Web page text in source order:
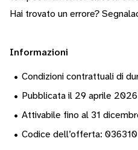
Hai trovato un errore?
Informazioni
• Condizioni contrattuali di
• Pubblicata il 29 aprile 2026
• Attivabile fino al 31
• Codice dell’offerta: